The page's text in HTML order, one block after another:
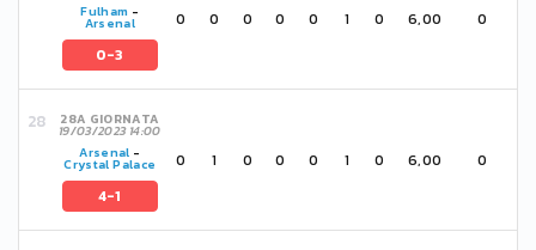
Fulham -
Arsenal
0-3
0 0 0 0 0 1 0 6,00 0
28A GIORNATA
19/03/2023 14:00
Arsenal -
Crystal Palace
4-1
0 1 0 0 0 1 0 6,00 0